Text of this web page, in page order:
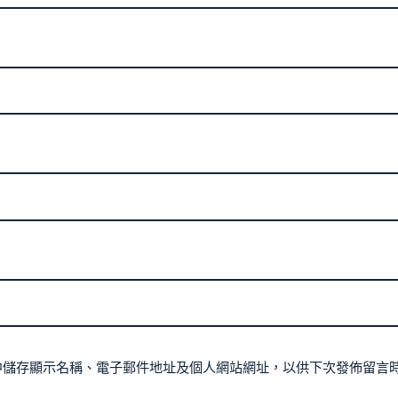
存顯示名稱、電子郵件地址及個人網站網址，以供下次發佈留言